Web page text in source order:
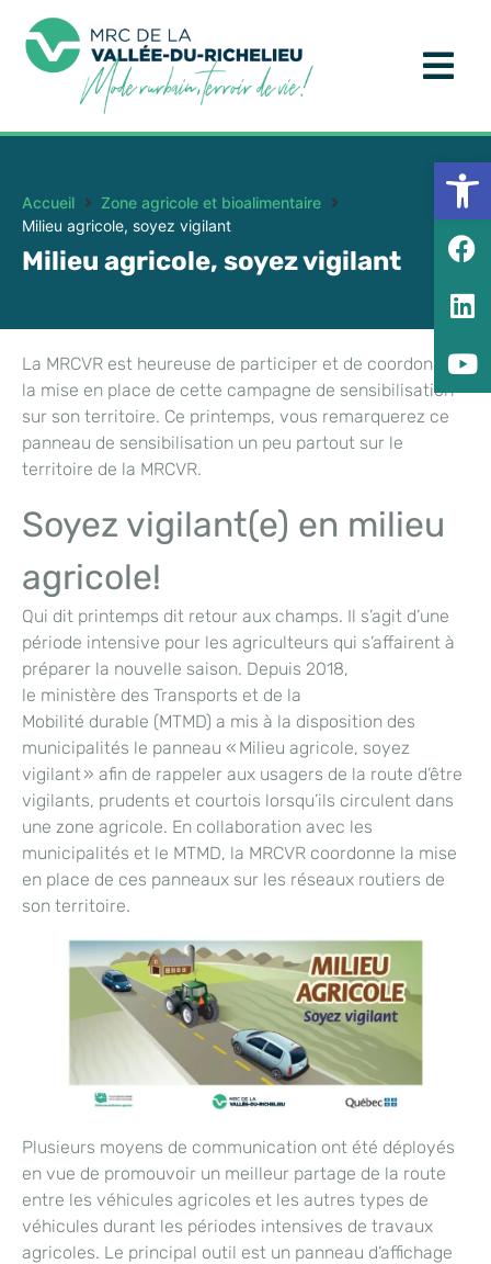
Accueil
Zone agricole et bioalimentaire
Milieu agricole, soyez vigilant
Milieu agricole, soyez vigilant
La MRCVR est heureuse de participer et de coordonner
la mise en place de cette campagne de sensibilisation
sur son territoire. Ce printemps, vous remarquerez ce
panneau de sensibilisation un peu partout sur le
territoire de la MRCVR.
Soyez vigilant(e) en milieu
agricole!
Qui dit printemps dit retour aux champs. Il s’agit d’une
période intensive pour les agriculteurs qui s’affairent à
préparer la nouvelle saison. Depuis 2018,
le ministère des Transports et de la
Mobilité durable (MTMD) a mis à la disposition des
municipalités le panneau « Milieu agricole, soyez
vigilant » afin de rappeler aux usagers de la route d’être
vigilants, prudents et courtois lorsqu’ils circulent dans
une zone agricole. En collaboration avec les
municipalités et le MTMD, la MRCVR coordonne la mise
en place de ces panneaux sur les réseaux routiers de
son territoire.
Plusieurs moyens de communication ont été déployés
en vue de promouvoir un meilleur partage de la route
entre les véhicules agricoles et les autres types de
véhicules durant les périodes intensives de travaux
agricoles. Le principal outil est un panneau d’affichage